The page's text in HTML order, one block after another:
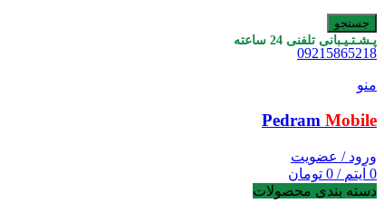
جستجو
پـشـتـیـبانی تلفنی 24 ساعته
09215865218
منو
Pedram Mobile
ورود / عضویت
0 آیتم /
0 تومان
دسته بندی محصولات